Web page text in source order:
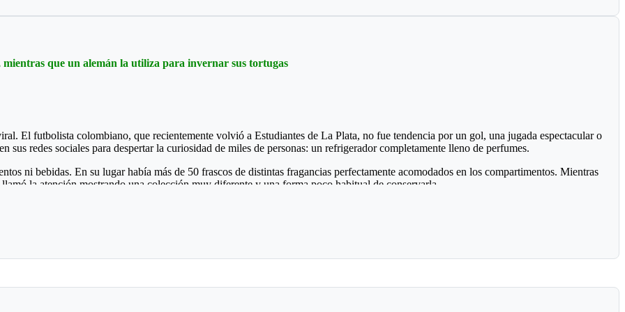
sexta edición del Torneo qué se ha convertido en un campeonato de departamental, ya que hace presencia la gran mayoría
o municipal le hacen "el feo" a eventos, que valen la pena ver los recursos del Estado bien invertidos.
que un alemán la utiliza para invernar sus tortugas
El futbolista colombiano, que recientemente volvió a Estudiantes de La Plata, no fue tendencia por un gol, una jugada espectacular o
sus redes sociales para despertar la curiosidad de miles de personas: un refrigerador completamente lleno de perfumes.
ni bebidas. En su lugar había más de 50 frascos de distintas fragancias perfectamente acomodados en los compartimentos. Mientras
la atención mostrando una colección muy diferente y una forma poco habitual de conservarla.
“Amigo, tu heladera vale más que mi casa”, escribió un usuario. Otros bromearon preguntando si ese día almorzaría un perfume de la
Aunque muchas personas creen que el frío ayuda a conservar mejor los perfumes, especialistas en perfumería sostienen lo contrario.
pueden alterar los aceites esenciales y afectar la intensidad del aroma con el paso del tiempo.